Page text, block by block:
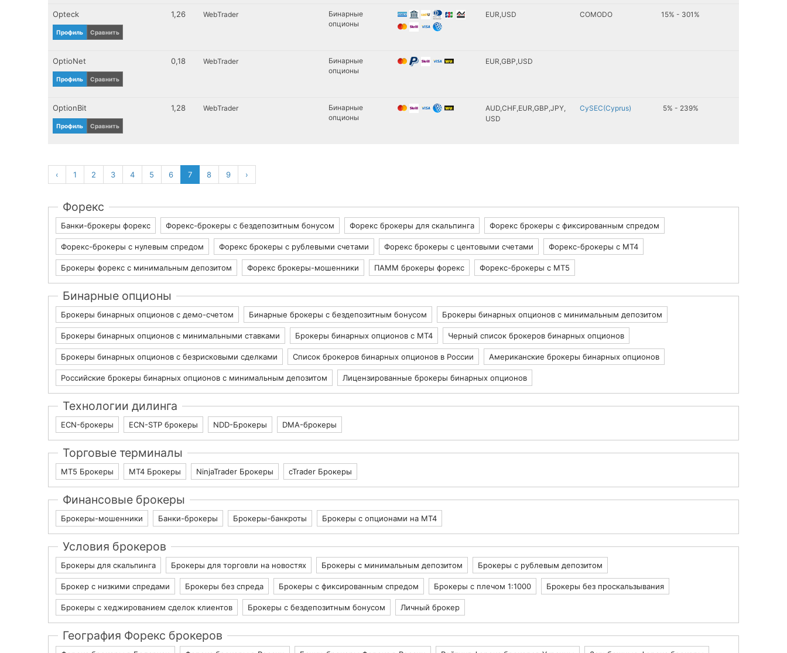
Opteck
Профиль Сравнить
1,26 WebTrader
Бинарные
опционы
EUR USD COMODO 15% - 301%
OptioNet
Профиль Сравнить
0,18 WebTrader
Бинарные
опционы
EUR GBP USD
OptionBit
Профиль Сравнить
1,28 WebTrader
Бинарные
опционы
AUD CHF EUR GBP JPY
USD
CySEC(Cyprus) 5% - 239%
‹ 1 2 3 4 5 6 7 8 9 ›
Форекс
Банки-брокеры форекс Форекс-брокеры с бездепозитным бонусом Форекс брокеры для скальпинга Форекс брокеры с фиксированным спредом
Форекс-брокеры с нулевым спредом Форекс брокеры с рублевыми счетами Форекс брокеры с центовыми счетами Форекс-брокеры с MT4
Брокеры форекс с минимальным депозитом Форекс брокеры-мошенники ПАММ брокеры форекс Форекс-брокеры с MT5
Бинарные опционы
Брокеры бинарных опционов с демо-счетом Бинарные брокеры с бездепозитным бонусом Брокеры бинарных опционов с минимальным депозитом
Брокеры бинарных опционов с минимальными ставками Брокеры бинарных опционов с МТ4 Черный список брокеров бинарных опционов
Брокеры бинарных опционов с безрисковыми сделками Список брокеров бинарных опционов в России Американские брокеры бинарных опционов
Российские брокеры бинарных опционов с минимальным депозитом Лицензированные брокеры бинарных опционов
Технологии дилинга
ECN-брокеры ECN-STP брокеры NDD-Брокеры DMA-брокеры
Торговые терминалы
МТ5 Брокеры МТ4 Брокеры NinjaTrader Брокеры cTrader Брокеры
Финансовые брокеры
Брокеры-мошенники Банки-брокеры Брокеры-банкроты Брокеры с опционами на МТ4
Условия брокеров
Брокеры для скальпинга Брокеры для торговли на новостях Брокеры с минимальным депозитом Брокеры с рублевым депозитом
Брокер с низкими спредами Брокеры без спреда Брокеры с фиксированным спредом Брокеры с плечом 1:1000 Брокеры без проскальзывания
Брокеры с хеджированием сделок клиентов Брокеры с бездепозитным бонусом Личный брокер
География Форекс брокеров